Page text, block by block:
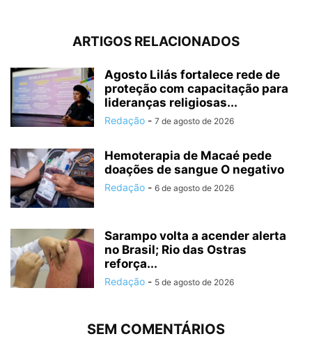
ARTIGOS RELACIONADOS
Agosto Lilás fortalece rede de
proteção com capacitação para
lideranças religiosas...
Redação - 7 de agosto de 2026
Hemoterapia de Macaé pede
doações de sangue O negativo
Redação - 6 de agosto de 2026
Sarampo volta a acender alerta
no Brasil; Rio das Ostras
reforça...
Redação - 5 de agosto de 2026
SEM COMENTÁRIOS